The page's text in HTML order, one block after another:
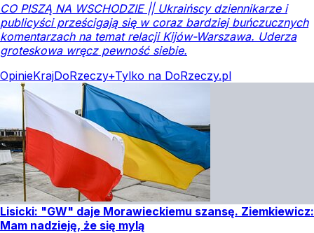
CO PISZĄ NA WSCHODZIE || Ukraińscy dziennikarze i
publicyści prześcigają się w coraz bardziej buńczucznych
komentarzach na temat relacji Kijów-Warszawa. Uderza
groteskowa wręcz pewność siebie.
OpinieKrajDoRzeczy+Tylko na DoRzeczy.pl
Lisicki: "GW" daje Morawieckiemu szansę. Ziemkiewicz:
Mam nadzieję, że się mylą